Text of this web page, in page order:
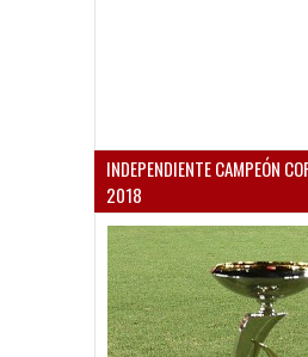
INDEPENDIENTE CAMPEÓN
2018